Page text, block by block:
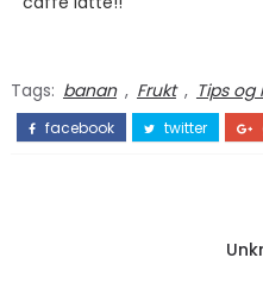
Tags: banan , Frukt , Tips og
facebook twitter